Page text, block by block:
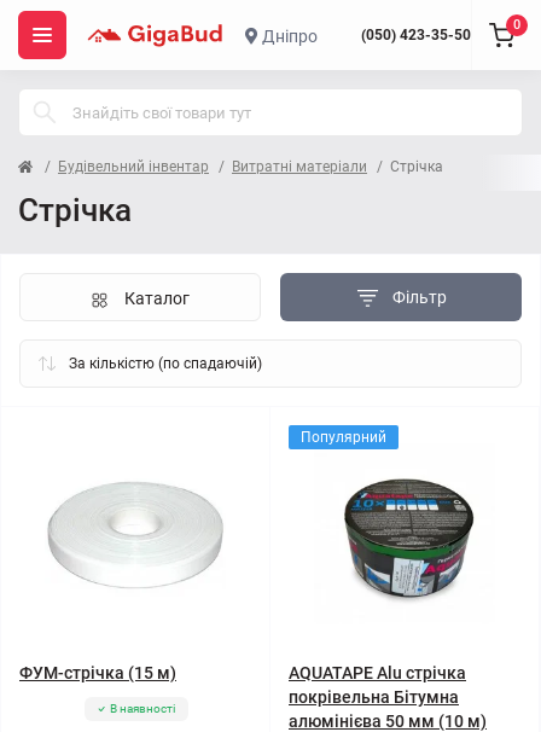
Дніпро (050) 423-35-50
0
Будівельний інвентар Витратні матеріали Стрічка
Стрічка
Фільтр
Каталог
ФУМ-стрічка (15 м)
В наявності
Популярний
AQUATAPE Alu стрічка
покрівельна Бітумна
алюмінієва 50 мм (10 м)